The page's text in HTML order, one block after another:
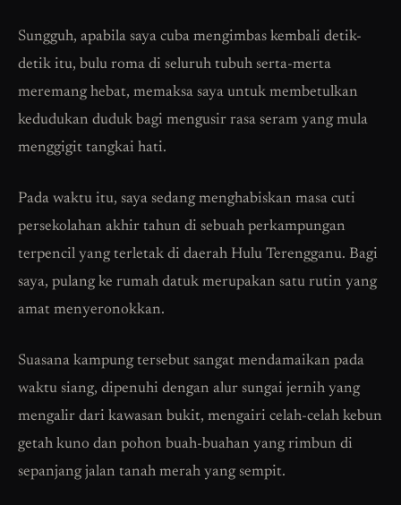
Sungguh, apabila saya cuba mengimbas kembali detik-
detik itu, bulu roma di seluruh tubuh serta-merta
meremang hebat, memaksa saya untuk membetulkan
kedudukan duduk bagi mengusir rasa seram yang mula
menggigit tangkai hati.
Pada waktu itu, saya sedang menghabiskan masa cuti
persekolahan akhir tahun di sebuah perkampungan
terpencil yang terletak di daerah Hulu Terengganu. Bagi
saya, pulang ke rumah datuk merupakan satu rutin yang
amat menyeronokkan.
Suasana kampung tersebut sangat mendamaikan pada
waktu siang, dipenuhi dengan alur sungai jernih yang
mengalir dari kawasan bukit, mengairi celah-celah kebun
getah kuno dan pohon buah-buahan yang rimbun di
sepanjang jalan tanah merah yang sempit.